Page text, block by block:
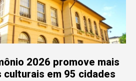
2026 promove mais
em 95 cidades